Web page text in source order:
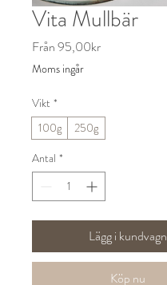
Vita Mullbär
Från95,00krReapris
Moms ingår
Vikt *
100g
250g
Antal *
Lägg i kundvagn
Köp nu